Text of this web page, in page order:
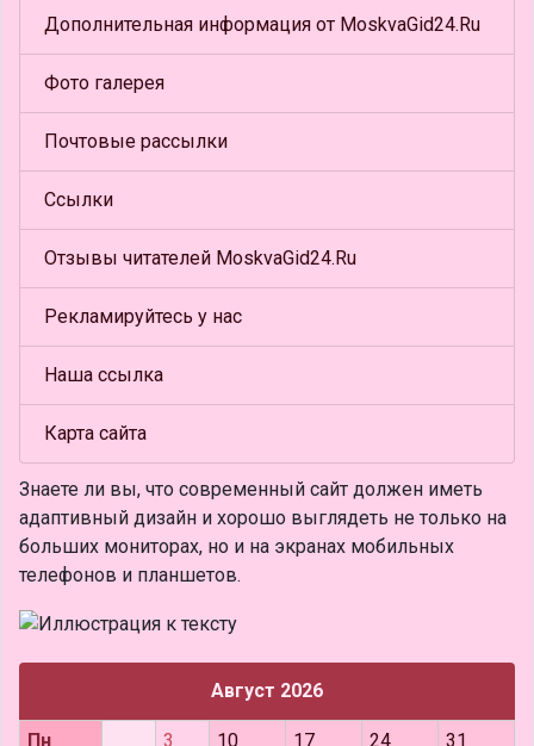
Дополнительная информация от MoskvaGid24.Ru
Фото галерея
Почтовые рассылки
Ссылки
Отзывы читателей MoskvaGid24.Ru
Рекламируйтесь у нас
Наша ссылка
Карта сайта
Знаете ли вы, что современный сайт должен иметь
адаптивный дизайн и хорошо выглядеть не только на
больших мониторах, но и на экранах мобильных
телефонов и планшетов.
Август 2026
Пн 3 10 17 24 31